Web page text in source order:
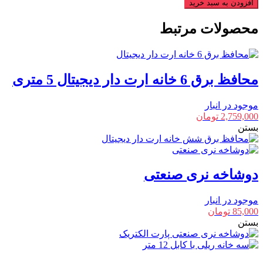
4
ارت
آنالوگ
متری
عدد
افزودن به سبد خرید
محصولات مرتبط
محافظ برق 6 خانه ارت دار دیجیتال 5 متری
موجود در انبار
2,759,000 تومان
بستن
دوشاخه نری صنعتی
موجود در انبار
85,000 تومان
بستن